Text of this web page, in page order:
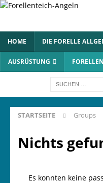
HOME DIE FORELLE
AUSRÜSTUNG
STARTSEITE Groups
Nichts
Es konnten keine